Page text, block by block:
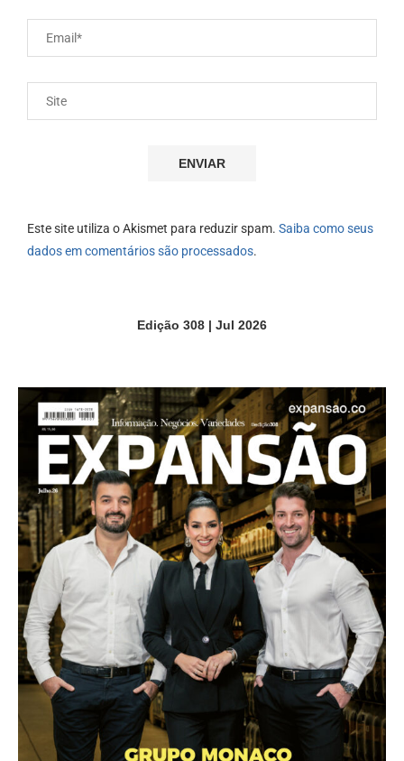
Este site utiliza o Akismet para reduzir spam. Saiba como seus
dados em comentários são processados.
Edição 308 | Jul 2026